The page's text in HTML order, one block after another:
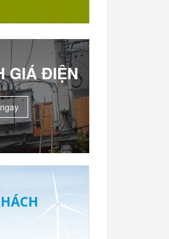
GIÁ ĐIỆN